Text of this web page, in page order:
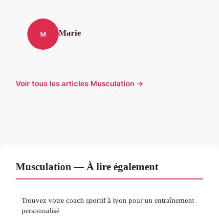
M Marie
Voir tous les articles Musculation →
Musculation — À lire également
Trouvez votre coach sportif à lyon pour un entraînement
personnalisé